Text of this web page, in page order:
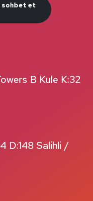
sohbet et
B Kule K:32
D:148 Salihli /